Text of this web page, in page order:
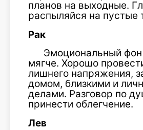
планов на выходные.
распыляйся на пустые
Рак
Эмоциональный фон
мягче. Хорошо
лишнего напряжения,
домом, близкими и
делами. Разговор по
принести облегчение.
Лев